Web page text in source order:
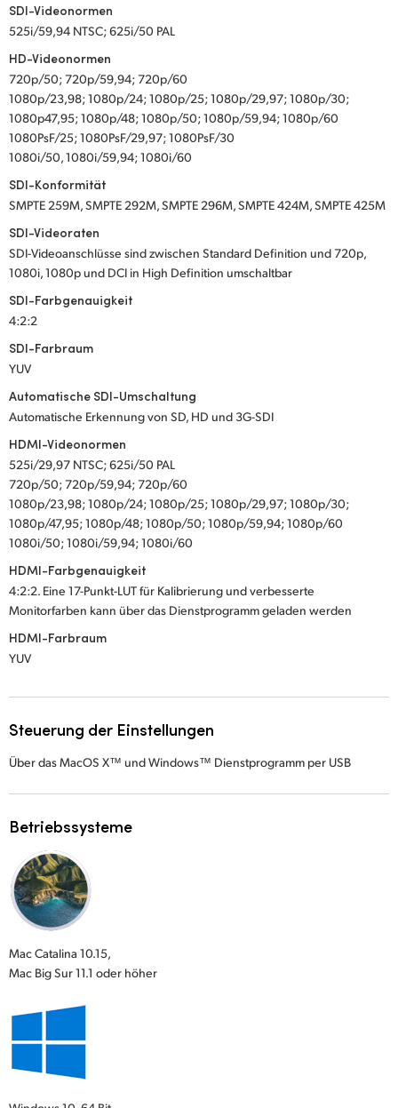
United Kingdom
SDI-Videonormen
525i/59,94 NTSC; 625i/50 PAL
HD-Videonormen
720p/50; 720p/59,94; 720p/60
1080p/23,98; 1080p/24; 1080p/25; 1080p/29,97; 1080p/30;
1080p47,95; 1080p/48; 1080p/50; 1080p/59,94; 1080p/60
1080PsF/25; 1080PsF/29,97; 1080PsF/30
1080i/50, 1080i/59,94; 1080i/60
SDI-Konformität
SMPTE 259M, SMPTE 292M, SMPTE 296M, SMPTE 424M, SMPTE 425M
SDI-Videoraten
SDI-Videoanschlüsse sind zwischen Standard Definition und 720p,
1080i, 1080p und DCI in High Definition umschaltbar
SDI-Farbgenauigkeit
4:2:2
SDI-Farbraum
YUV
Automatische SDI-Umschaltung
Automatische Erkennung von SD, HD und 3G-SDI
HDMI-Videonormen
525i/29,97 NTSC; 625i/50 PAL
720p/50; 720p/59,94; 720p/60
1080p/23,98; 1080p/24; 1080p/25; 1080p/29,97; 1080p/30;
1080p/47,95; 1080p/48; 1080p/50; 1080p/59,94; 1080p/60
1080i/50; 1080i/59,94; 1080i/60
HDMI-Farbgenauigkeit
4:2:2. Eine 17-Punkt-LUT für Kalibrierung und verbesserte
Monitorfarben kann über das Dienstprogramm geladen werden
HDMI-Farbraum
YUV
Steuerung der Einstellungen
Über das MacOS X™ und Windows™ Dienstprogramm per USB
Betriebssysteme
Mac Catalina 10.15,
Mac Big Sur 11.1 oder höher